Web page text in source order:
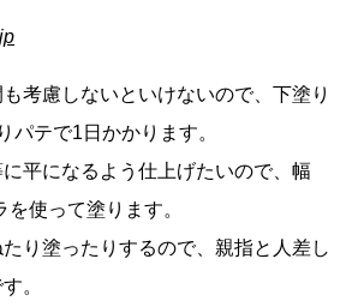
考慮しないといけないので、下塗り
パテで1日かかります。
に平になるよう仕上げたいので、幅
使って塗ります。
り塗ったりするので、親指と人差し
。